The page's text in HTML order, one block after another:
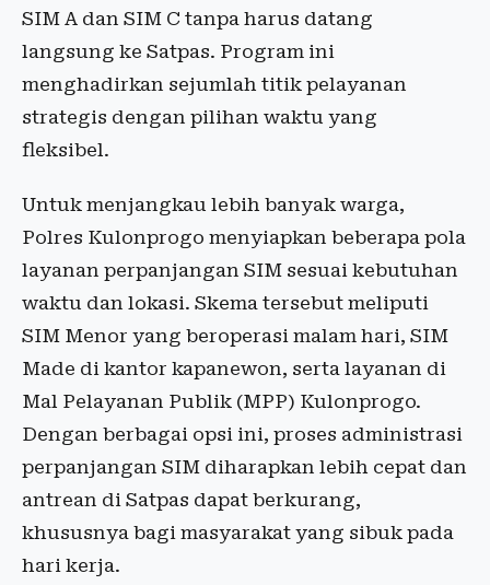
SIM A dan SIM C tanpa harus datang
langsung ke Satpas. Program ini
menghadirkan sejumlah titik pelayanan
strategis dengan pilihan waktu yang
fleksibel.
Untuk menjangkau lebih banyak warga,
Polres Kulonprogo menyiapkan beberapa pola
layanan perpanjangan SIM sesuai kebutuhan
waktu dan lokasi. Skema tersebut meliputi
SIM Menor yang beroperasi malam hari, SIM
Made di kantor kapanewon, serta layanan di
Mal Pelayanan Publik (MPP) Kulonprogo.
Dengan berbagai opsi ini, proses administrasi
perpanjangan SIM diharapkan lebih cepat dan
antrean di Satpas dapat berkurang,
khususnya bagi masyarakat yang sibuk pada
hari kerja.